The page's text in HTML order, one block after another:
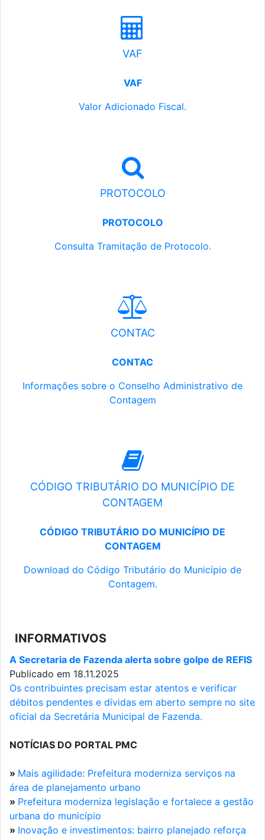
VAF
VAF
Valor Adicionado Fiscal.
PROTOCOLO
PROTOCOLO
Consulta Tramitação de Protocolo.
CONTAC
CONTAC
Informações sobre o Conselho Administrativo de
Contagem
CÓDIGO TRIBUTÁRIO DO MUNICÍPIO DE
CONTAGEM
CÓDIGO TRIBUTÁRIO DO MUNICÍPIO DE
CONTAGEM
Download do Código Tributário do Município de
Contagem.
INFORMATIVOS
A Secretaria de Fazenda alerta sobre golpe de REFIS
Publicado em 18.11.2025
Os contribuintes precisam estar atentos e verificar
débitos pendentes e dívidas em aberto sempre no site
oficial da Secretária Municipal de Fazenda.
NOTÍCIAS DO PORTAL PMC
» Mais agilidade: Prefeitura moderniza serviços na
área de planejamento urbano
» Prefeitura moderniza legislação e fortalece a gestão
urbana do município
» Inovação e investimentos: bairro planejado reforça